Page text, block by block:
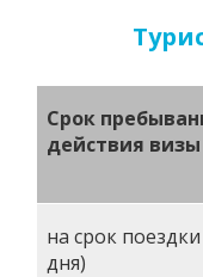
Срок
действия
на срок
дня)